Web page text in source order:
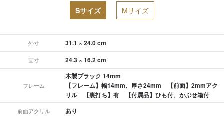
Sサイズ Mサイズ
外寸 31.1 × 24.0 cm
画寸 24.3 × 16.2 cm
フレーム
木製ブラック 14mm
【フレーム】幅14mm、厚さ24mm 【前面】2mmアク
リル 【裏打ち】有 【付属品】ひも付、かぶせ箱付
前面アクリル あり